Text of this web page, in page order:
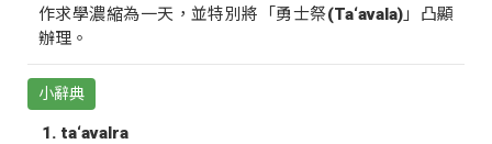
作求學濃縮為一天，並特別將「勇士祭(Ta‘avala)」凸顯
辦理。
小辭典
ta‘avalra